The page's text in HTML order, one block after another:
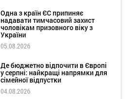
Одна з країн ЄС припиняє
надавати тимчасовий захист
чоловікам призовного віку з
України
05.08.2026
Де бюджетно відпочити в Європі
у серпні: найкращі напрямки для
сімейної відпустки
04.08.2026